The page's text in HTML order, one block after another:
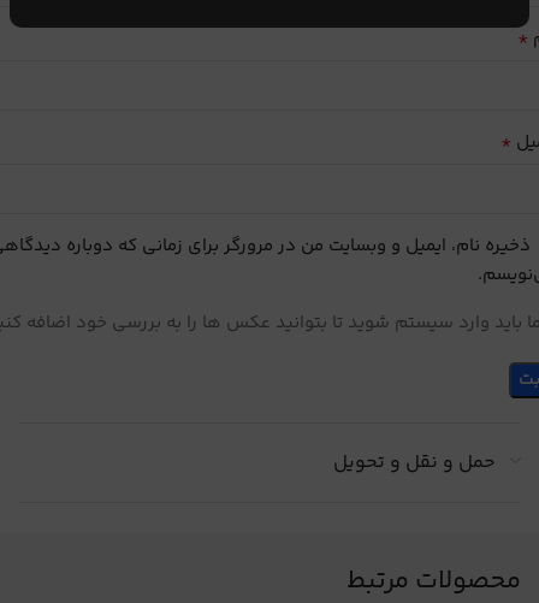
*
*
ذخیره نام، ایمیل و وبسایت من در مرورگر برای زمانی که دوباره
باید وارد سیستم شوید تا بتوانید عکس ها را به بررسی خود اضافه
حمل و نقل و تحویل
محصولات مرتبط